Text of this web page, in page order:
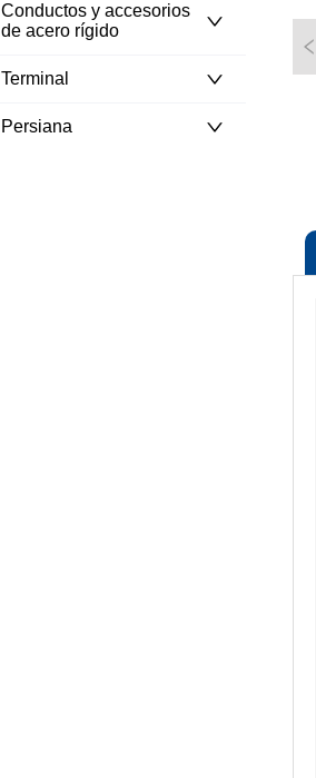
Conductos y accesorios
de acero rígido
Terminal
Persiana